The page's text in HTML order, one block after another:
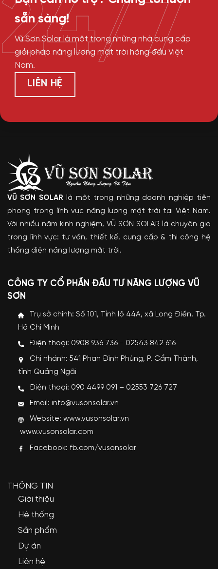
sẵn sàng!
Vũ Sơn Solar là một trong những nhà cung cấp
giải pháp năng lượng mặt trời hàng đầu Việt
Nam.
LIÊN HỆ
24/7
VŨ SƠN SOLAR là một trong những doanh nghiệp tiên
phong trong lĩnh vực năng lượng mặt trời tại Việt Nam.
Với nhiều năm kinh nghiệm, VŨ SƠN SOLAR là chuyên gia
trong lĩnh vực: tư vấn, thiết kế, cung cấp & thi công hệ
thống điện năng lượng mặt trời.
CÔNG TY CỔ PHẦN ĐẦU TƯ NĂNG LƯỢNG VŨ
SƠN
Trụ sở chính: Số 101, Tỉnh lộ 44A, xã Long Điền, Tp.
Hồ Chí Minh
Điện thoại: 0908 936 736 - 02543 842 616
Chi nhánh: 541 Phan Đình Phùng, P. Cẩm Thành,
tỉnh Quảng Ngãi
Điện thoại: 090 4499 091 – 02553 726 727
Email: info@vusonsolar.vn
Website:www.vusonsolar.vn
www.vusonsolar.com
Facebook: fb.com/vusonsolar
THÔNG TIN
Giới thiệu
Hệ thống
Sản phẩm
Dự án
Liên hệ